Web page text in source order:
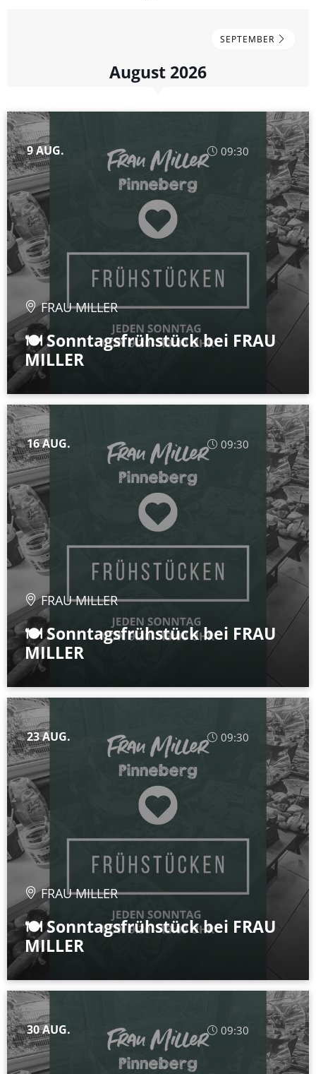
August 2026
SEPTEMBER
9 AUG. 09:30
FRAU MILLER
🍽️ Sonntagsfrühstück bei FRAU
MILLER
16 AUG. 09:30
FRAU MILLER
🍽️ Sonntagsfrühstück bei FRAU
MILLER
23 AUG. 09:30
FRAU MILLER
🍽️ Sonntagsfrühstück bei FRAU
MILLER
30 AUG. 09:30